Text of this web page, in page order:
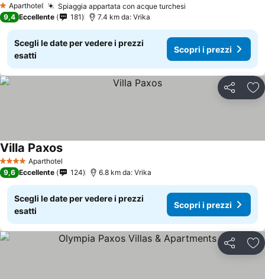
1 Stelle
Aparthotel Spiaggia appartata con acque turchesi
9,4 Eccellente 181 7.4 km da: Vrika
Scegli le date per vedere i prezzi
esatti
Scopri i prezzi
Condividi
4 Stelle Aparthotel
Villa Paxos
9,6 Eccellente 124 6.8 km da: Vrika
Scegli le date per vedere i prezzi
esatti
Scopri i prezzi
Condividi